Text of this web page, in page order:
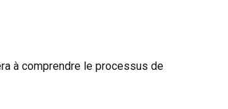
à comprendre le processus de